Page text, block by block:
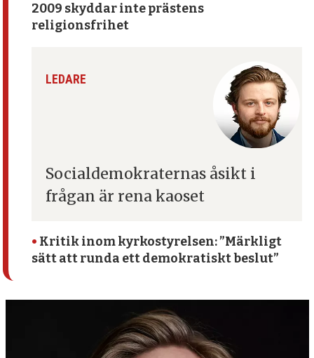
2009 skyddar inte prästens
religionsfrihet
LEDARE
Socialdemokraternas åsikt i
frågan är rena kaoset
• Kritik inom kyrko­styrelsen: ”Märkligt
sätt att runda ett demokratiskt beslut”